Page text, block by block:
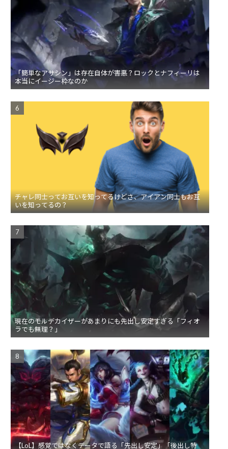
「簡単なアサシン」は存在自体が害悪？ロックとナフィーリは
本当にイージー枠なのか
チャレ同士ってお互いを知ってるけどさ、アイアン同士もお互
いを知ってるの？
現在のモルデカイザーがあまりにも先出し安定すぎる「フィオ
ラでも無理？」
【LoL】感覚ではなくデータで語る「先出し安定」「後出し特